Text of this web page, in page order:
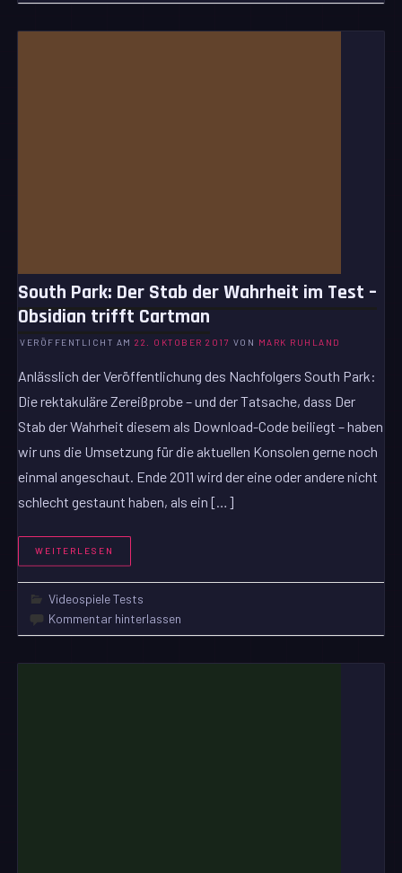
South Park: Der Stab der Wahrheit im Test –
Obsidian trifft Cartman
VERÖFFENTLICHT AM22. OKTOBER 2017 VON MARK RUHLAND
Anlässlich der Veröffentlichung des Nachfolgers South Park:
Die rektakuläre Zereißprobe – und der Tatsache, dass Der
Stab der Wahrheit diesem als Download-Code beiliegt – haben
wir uns die Umsetzung für die aktuellen Konsolen gerne noch
einmal angeschaut. Ende 2011 wird der eine oder andere nicht
schlecht gestaunt haben, als ein […]
WEITERLESEN
Videospiele Tests
Kommentar hinterlassen